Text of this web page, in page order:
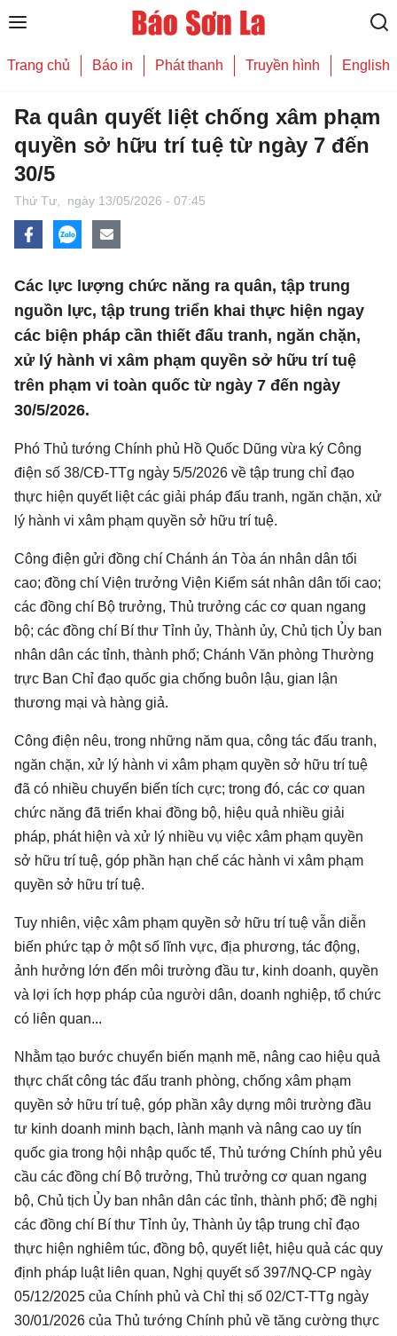
Trang chủ Báo in Phát thanh Truyền hình English
Ra quân quyết liệt chống xâm phạm
quyền sở hữu trí tuệ từ ngày 7 đến
30/5
Thứ Tư, ngày 13/05/2026 - 07:45
Các lực lượng chức năng ra quân, tập trung
nguồn lực, tập trung triển khai thực hiện ngay
các biện pháp cần thiết đấu tranh, ngăn chặn,
xử lý hành vi xâm phạm quyền sở hữu trí tuệ
trên phạm vi toàn quốc từ ngày 7 đến ngày
30/5/2026.
Phó Thủ tướng Chính phủ Hồ Quốc Dũng vừa ký Công
điện số 38/CĐ-TTg ngày 5/5/2026 về tập trung chỉ đạo
thực hiện quyết liệt các giải pháp đấu tranh, ngăn chặn, xử
lý hành vi xâm phạm quyền sở hữu trí tuệ.
Công điện gửi đồng chí Chánh án Tòa án nhân dân tối
cao; đồng chí Viện trưởng Viện Kiểm sát nhân dân tối cao;
các đồng chí Bộ trưởng, Thủ trưởng các cơ quan ngang
bộ; các đồng chí Bí thư Tỉnh ủy, Thành ủy, Chủ tịch Ủy ban
nhân dân các tỉnh, thành phố; Chánh Văn phòng Thường
trực Ban Chỉ đạo quốc gia chống buôn lậu, gian lận
thương mại và hàng giả.
Công điện nêu, trong những năm qua, công tác đấu tranh,
ngăn chặn, xử lý hành vi xâm phạm quyền sở hữu trí tuệ
đã có nhiều chuyển biến tích cực; trong đó, các cơ quan
chức năng đã triển khai đồng bộ, hiệu quả nhiều giải
pháp, phát hiện và xử lý nhiều vụ việc xâm phạm quyền
sở hữu trí tuệ, góp phần hạn chế các hành vi xâm phạm
quyền sở hữu trí tuệ.
Tuy nhiên, việc xâm phạm quyền sở hữu trí tuệ vẫn diễn
biến phức tạp ở một số lĩnh vực, địa phương, tác động,
ảnh hưởng lớn đến môi trường đầu tư, kinh doanh, quyền
và lợi ích hợp pháp của người dân, doanh nghiệp, tổ chức
có liên quan...
Nhằm tạo bước chuyển biến mạnh mẽ, nâng cao hiệu quả
thực chất công tác đấu tranh phòng, chống xâm phạm
quyền sở hữu trí tuệ, góp phần xây dựng môi trường đầu
tư kinh doanh minh bạch, lành mạnh và nâng cao uy tín
quốc gia trong hội nhập quốc tế, Thủ tướng Chính phủ yêu
cầu các đồng chí Bộ trưởng, Thủ trưởng cơ quan ngang
bộ, Chủ tịch Ủy ban nhân dân các tỉnh, thành phố; đề nghị
các đồng chí Bí thư Tỉnh ủy, Thành ủy tập trung chỉ đạo
thực hiện nghiêm túc, đồng bộ, quyết liệt, hiệu quả các quy
định pháp luật liên quan, Nghị quyết số 397/NQ-CP ngày
05/12/2025 của Chính phủ và Chỉ thị số 02/CT-TTg ngày
30/01/2026 của Thủ tướng Chính phủ về tăng cường thực